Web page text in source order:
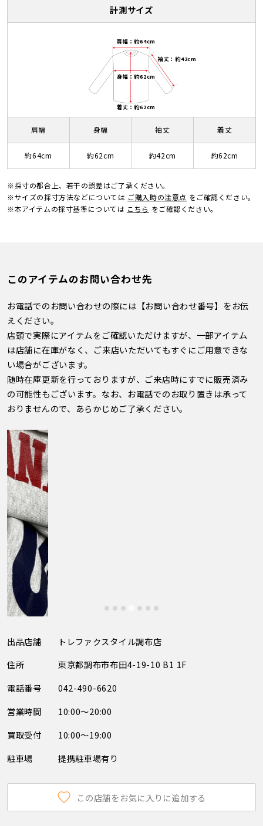
計測サイズ
肩幅：約64cm
身幅：約62cm
袖丈：約42cm
着丈：約62cm
肩幅
約64cm
身幅
約62cm
袖丈
約42cm
着丈
約62cm
※採寸の都合上、若干の誤差はご了承ください。
※サイズの採寸方法などについては ご購入時の注意点 をご確認ください。
※本アイテムの採寸基準については こちら をご確認ください。
このアイテムのお問い合わせ先
お電話でのお問い合わせの際には【お問い合わせ番号】をお伝
えください。
店頭で実際にアイテムをご確認いただけますが、一部アイテム
は店舗に在庫がなく、ご来店いただいてもすぐにご用意できな
い場合がございます。
随時在庫更新を行っておりますが、ご来店時にすでに販売済み
の可能性もございます。なお、お電話でのお取り置きは承って
おりませんので、あらかじめご了承ください。
出品店舗
トレファクスタイル調布店
住所
東京都調布市布田4-19-10 B1 1F
電話番号
042-490-6620
営業時間
10:00～20:00
買取受付
10:00～19:00
駐車場
提携駐車場有り
この店舗をお気に入りに追加する